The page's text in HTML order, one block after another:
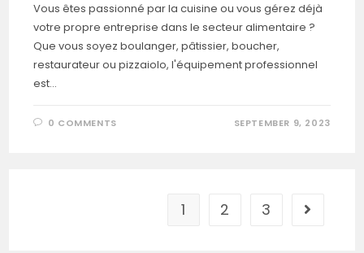
Vous êtes passionné par la cuisine ou vous gérez déjà
votre propre entreprise dans le secteur alimentaire ?
Que vous soyez boulanger, pâtissier, boucher,
restaurateur ou pizzaiolo, l'équipement professionnel
est…
0 COMMENTS SEPTEMBER 9, 2023
1 2 3 Go to the